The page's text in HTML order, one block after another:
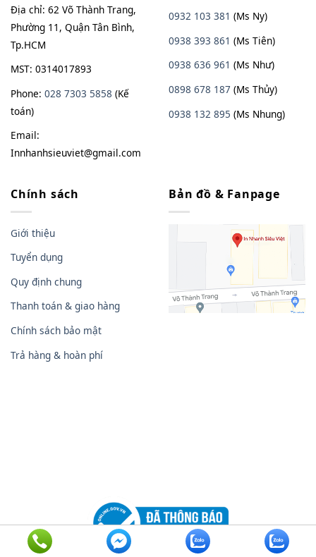
Địa chỉ: 62 Võ Thành Trang,
Phường 11, Quận Tân Bình,
Tp.HCM
MST: 0314017893
Phone: 028 7303 5858 (Kế
toán)
Email:
Innhanhsieuviet@gmail.com
0932 103 381 (Ms Ny)
0938 393 861 (Ms Tiên)
0938 636 961 (Ms Như)
0898 678 187 (Ms Thủy)
0938 132 895 (Ms Nhung)
Chính sách
Giới thiệu
Tuyển dụng
Quy định chung
Thanh toán & giao hàng
Chính sách bảo mật
Trả hàng & hoàn phí
Bản đồ & Fanpage